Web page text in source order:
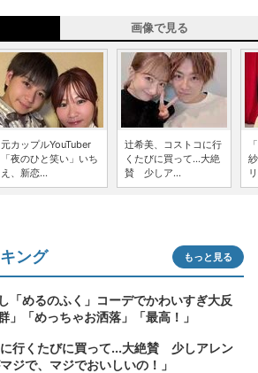
画像で見る
元カップルYouTuber
「夜のひと笑い」いち
え、新恋...
辻希美、コストコに行
くたびに買って...大絶
賛 少しア...
ング もっと見る
「めるのふく」コーデでかわいすぎ大反
「めっちゃお洒落」「最高！」
行くたびに買って...大絶賛 少しアレン
ジで、マジでおいしいの！」